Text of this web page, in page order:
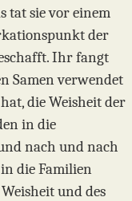
tat sie vor einem
der
Ihr fangt
Samen verwendet
die Weisheit der
in die
nach und nach
die Familien
und des